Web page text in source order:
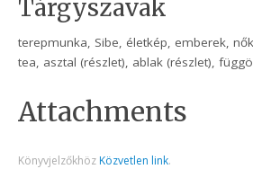
Tárgyszavak
terepmunka, Sibe, életkép, emberek,
tea, asztal (részlet), ablak (részlet),
Attachments
Könyvjelzőkhöz Közvetlen link.